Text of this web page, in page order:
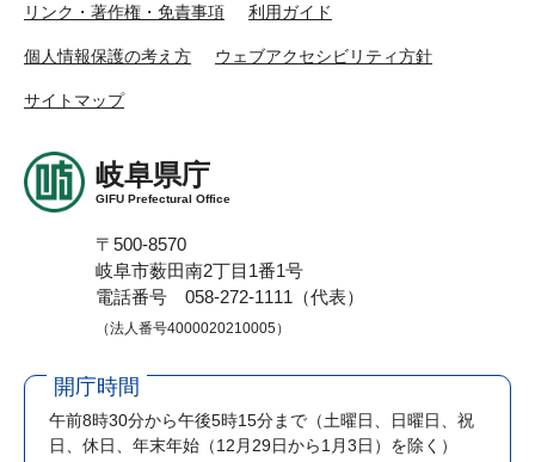
リンク・著作権・免責事項 利用ガイド
個人情報保護の考え方 ウェブアクセシビリティ方針
サイトマップ
岐阜県庁
GIFU Prefectural Office
〒500-8570
岐阜市薮田南2丁目1番1号
電話番号 058-272-1111（代表）
（法人番号4000020210005）
開庁時間
午前8時30分から午後5時15分まで （土曜日、日曜日、祝
日、休日、年末年始（12月29日から1月3日）を除く）